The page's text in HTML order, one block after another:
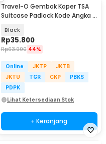
Travel-O Gembok Koper TSA
Suitcase Padlock Kode Angka 3
Black
Rp35.800
Rp63.900 44%
Online JKTP
JKTB
JKTU
TGR CKP
PBKS
PDPK
Lihat Ketersediaan Stok
+ Keranjang